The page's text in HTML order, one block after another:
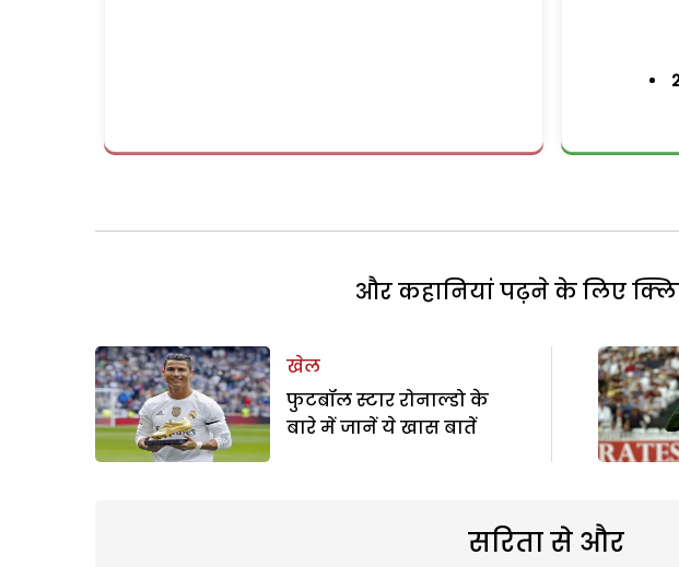
और कहानियां पढ़ने के लिए
खेल
फुटबॉल स्टार रोनाल्डो के
बारे में जानें ये खास बातें
सरिता से और